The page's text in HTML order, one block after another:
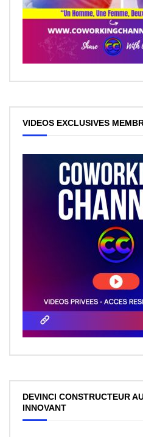
VIDEOS EXCLUSIVES
DEVINCI CONSTRUCTEUR
INNOVANT